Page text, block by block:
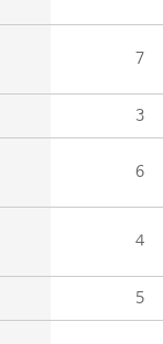
7
3
6
4
5